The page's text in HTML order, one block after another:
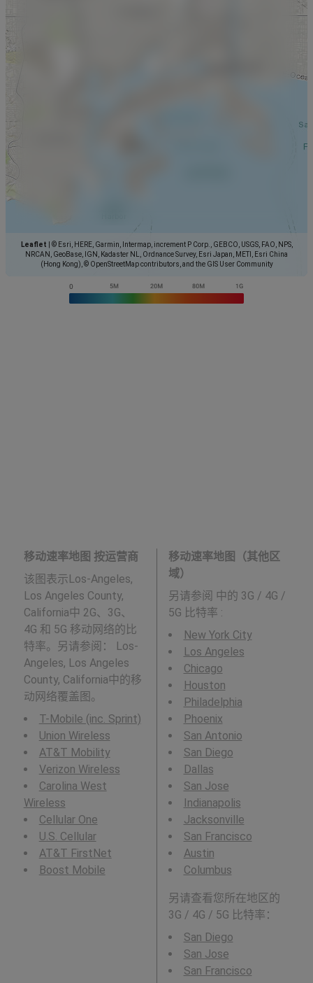
Leaflet
© Esri, HERE, Garmin, Intermap, increment P Corp., GEBCO, USGS, FAO, NPS,
NRCAN, GeoBase, IGN, Kadaster NL, Ordnance Survey, Esri Japan, METI, Esri China
(Hong Kong), © OpenStreetMap contributors, and the GIS User Community
移动速率地图 按运营商
该图表示Los-Angeles,
Los Angeles County,
California中 2G、3G、
4G 和 5G 移动网络的比
特率。另请参阅： Los-
Angeles, Los Angeles
County, California中的移
动网络覆盖图。
T-Mobile (inc. Sprint)
Union Wireless
AT&T Mobility
Verizon Wireless
Carolina West
Wireless
Cellular One
U.S. Cellular
AT&T FirstNet
Boost Mobile
移动速率地图（其他区
域）
另请参阅 中的 3G / 4G /
5G 比特率 :
New York City
Los Angeles
Chicago
Houston
Philadelphia
Phoenix
San Antonio
San Diego
Dallas
San Jose
Indianapolis
Jacksonville
San Francisco
Austin
Columbus
另请查看您所在地区的
3G / 4G / 5G 比特率：
San Diego
San Jose
San Francisco